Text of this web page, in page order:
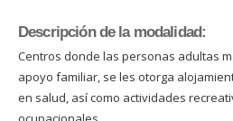
Descripción de la modalidad:
Centros donde las personas adultas
apoyo familiar, se les otorga
en salud, así como actividades